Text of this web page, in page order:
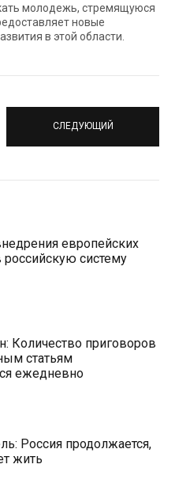
молодежь, стремящуюся
новые
в этой области.
СЛЕДУЮЩИЙ
европейских
российскую систему
Количество приговоров
статьям
ежедневно
Россия продолжается,
жить